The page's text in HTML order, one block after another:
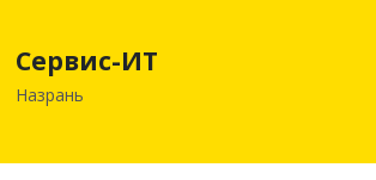
Сервис-ИТ
Назрань
386102, Ингушетия Респ, Назрань г,
Центральный округ тер, Московская